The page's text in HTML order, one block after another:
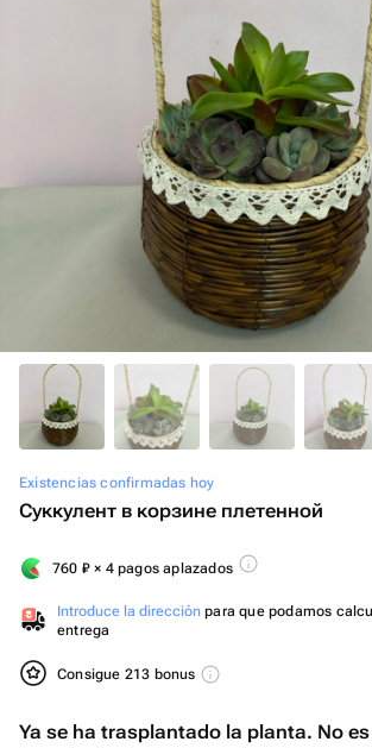
Existencias confirmadas hoy
Суккулент в корзине плетенной
760 ₽ × 4 pagos aplazados
Introduce la dirección para que podamos
entrega
Consigue 213 bonus
Ya se ha trasplantado la planta. No